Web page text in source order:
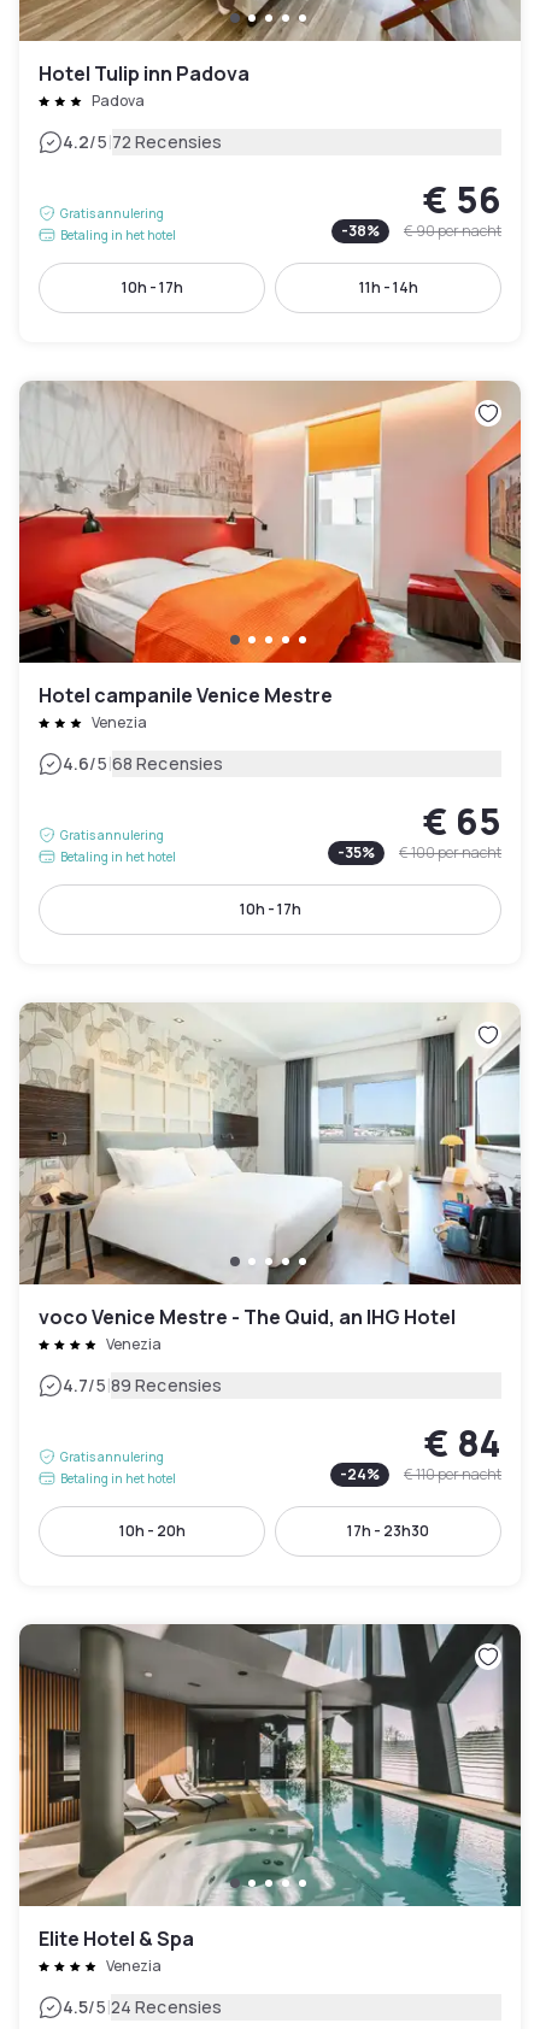
Hotel Tulip inn Padova
Padova
4.2/5|72 Recensies
Gratis annulering
Betaling in het hotel
€ 56
-38% € 90per nacht
10h - 17h 11h - 14h
Hotel campanile Venice Mestre
Venezia
4.6/5|68 Recensies
Gratis annulering
Betaling in het hotel
€ 65
-35% € 100per nacht
10h - 17h
voco Venice Mestre - The Quid, an IHG Hotel
Venezia
4.7/5|89 Recensies
Gratis annulering
Betaling in het hotel
€ 84
-24% € 110per nacht
10h - 20h 17h - 23h30
Elite Hotel & Spa
Venezia
4.5/5|24 Recensies